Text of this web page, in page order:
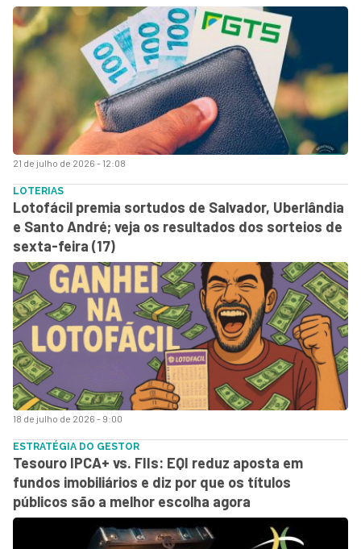
21 de julho de 2026 - 12:08
18 de julho de 2026 - 9:00
LOTERIAS
Lotofácil premia sortudos de Salvador, Uberlândia
e Santo André; veja os resultados dos sorteios de
sexta-feira (17)
ESTRATÉGIA DO GESTOR
Tesouro IPCA+ vs. FIIs: EQI reduz aposta em
fundos imobiliários e diz por que os títulos
públicos são a melhor escolha agora